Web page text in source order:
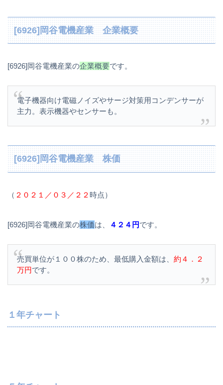
[6926]岡谷電機産業 企業概要
[6926]岡谷電機産業の企業概要です。
電子機器向け電磁ノイズやサージ対策用コンデンサーが
主力。表示機器やセンサーも。
[6926]岡谷電機産業 株価
（ ２０２１／０３／２２時点）
[6926]岡谷電機産業の株価は、 ４２４円です。
売買単位が１００株のため、最低購入金額は、 約４．２
万円です。
１年チャート